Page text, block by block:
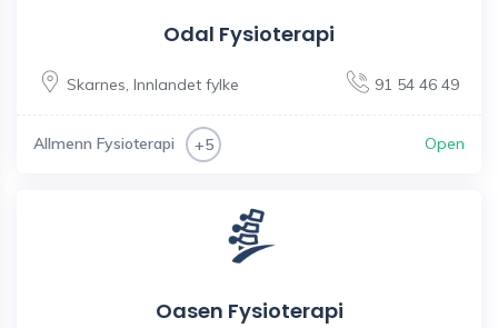
Odal Fysioterapi
Skarnes Innlandet fylke 91 54 46 49
Allmenn Fysioterapi +5 Open
Oasen Fysioterapi